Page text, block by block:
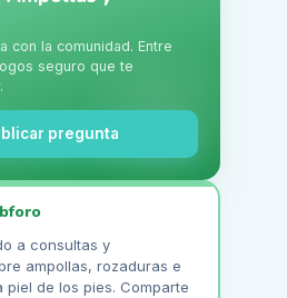
con la comunidad. Entre
seguro que te
pregunta
a consultas y
ampollas, rozaduras e
piel de los pies. Comparte